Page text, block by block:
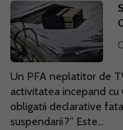
Un PFA neplatitor de
activitatea incepand cu
obligatii declarative
suspendarii?” Este...